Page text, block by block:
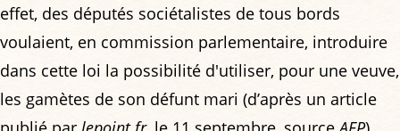
effet, des députés sociétalistes de tous bords
voulaient, en commission parlementaire, introduire
dans cette loi la possibilité d'utiliser, pour une veuve,
les gamètes de son défunt mari (d’après un article